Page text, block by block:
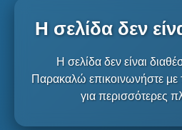
Η σελίδα δεν
Η σελίδα δεν είναι
Παρακαλώ επικοινωνήστε με
για περισσότερες